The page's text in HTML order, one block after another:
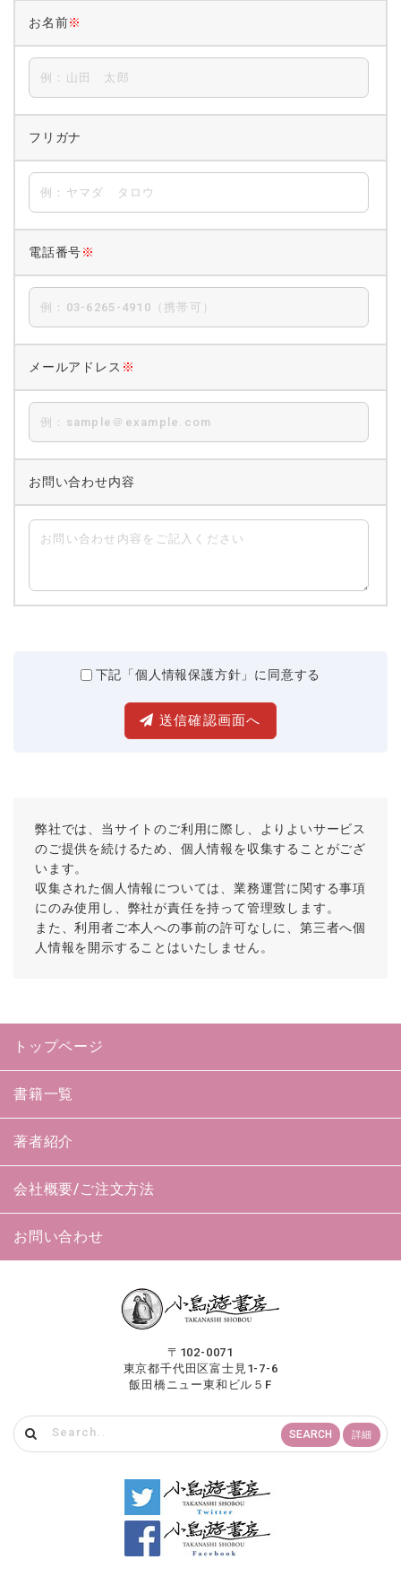
お名前※
フリガナ
電話番号※
メールアドレス ※
お問い合わせ内容
下記「個人情報保護方針」に同意する
送信確認画面へ
弊社では、当サイトのご利用に際し、よりよいサービス
のご提供を続けるため、個人情報を収集することがござ
います。
収集された個人情報については、業務運営に関する事項
にのみ使用し、弊社が責任を持って管理致します。
また、利用者ご本人への事前の許可なしに、第三者へ個
人情報を開示することはいたしません。
トップページ
書籍一覧
著者紹介
会社概要/ご注文方法
お問い合わせ
〒102-0071
東京都千代田区富士見1-7-6
飯田橋ニュー東和ビル５F
SEARCH 詳細